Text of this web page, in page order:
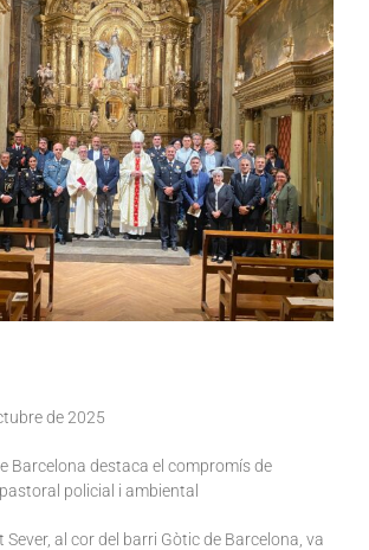
de 2025
Barcelona destaca el compromís de
policial i ambiental
Sever, al cor del barri Gòtic de Barcelona, va